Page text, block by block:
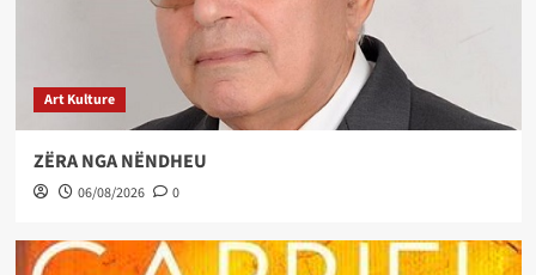
Art Kulture
ZËRA NGA NËNDHEU
06/08/2026 0